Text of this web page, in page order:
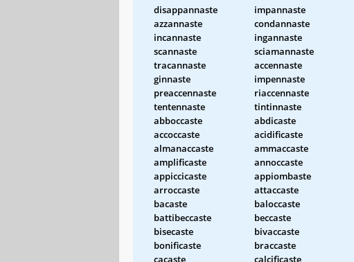
disappannaste impannaste
azzannaste
condannaste
incannaste
ingannaste
scannaste
sciamannaste
tracannaste
accennaste
ginnaste
impennaste
preaccennaste
riaccennaste
tentennaste
tintinnaste
abboccaste
abdicaste
accoccaste
acidificaste
almanaccaste
ammaccaste
amplificaste
annoccaste
appiccicaste
appiombaste
arroccaste
attaccaste
bacaste
baloccaste
battibeccaste
beccaste
bisecaste
bivaccaste
bonificaste
braccaste
cacaste
calcificaste